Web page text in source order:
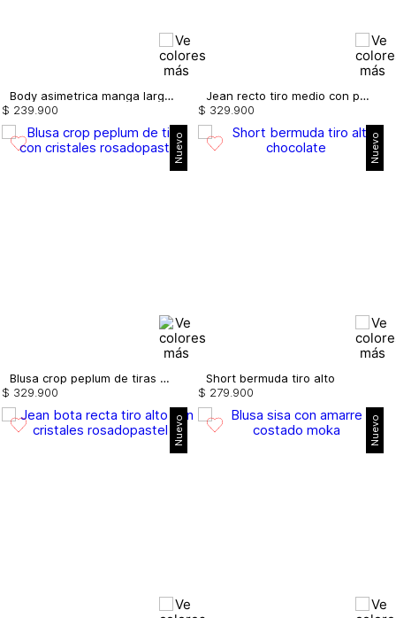
Body asimetrica manga larga con entorche
$ 239 900
Jean recto tiro medio con pañoleta
$ 329 900
Nuevo
Blusa crop peplum de tiras con cristales
$ 329 900
Nuevo
Short bermuda tiro alto
$ 279 900
Nuevo Nuevo